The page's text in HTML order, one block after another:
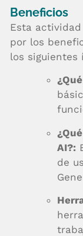
Beneficios
Esta
por los
los siguientes
AI?:
de